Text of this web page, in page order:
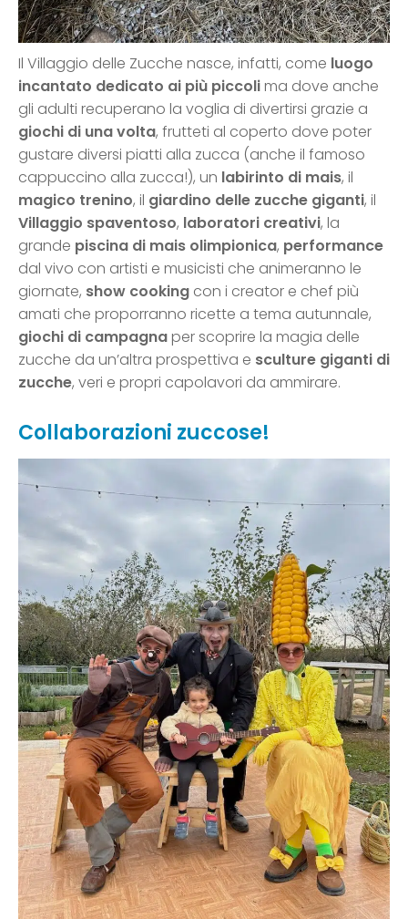
Il Villaggio delle Zucche nasce, infatti, come luogo
incantato dedicato ai più piccolima dove anche
gli adulti recuperano la voglia di divertirsi grazie a
giochi di una volta, frutteti al coperto dove poter
gustare diversi piatti alla zucca (anche il famoso
cappuccino alla zucca!), un labirinto di mais, il
magico trenino, il giardino delle zucche giganti, il
Villaggio spaventoso, laboratori creativi, la
grande piscina di mais olimpionica, performance
dal vivo con artisti e musicisti che animeranno le
giornate, show cooking con i creator e chef più
amati che proporranno ricette a tema autunnale,
giochi di campagnaper scoprire la magia delle
zucche da un’altra prospettiva e sculture giganti di
zucche, veri e propri capolavori da ammirare.
Collaborazioni zuccose!